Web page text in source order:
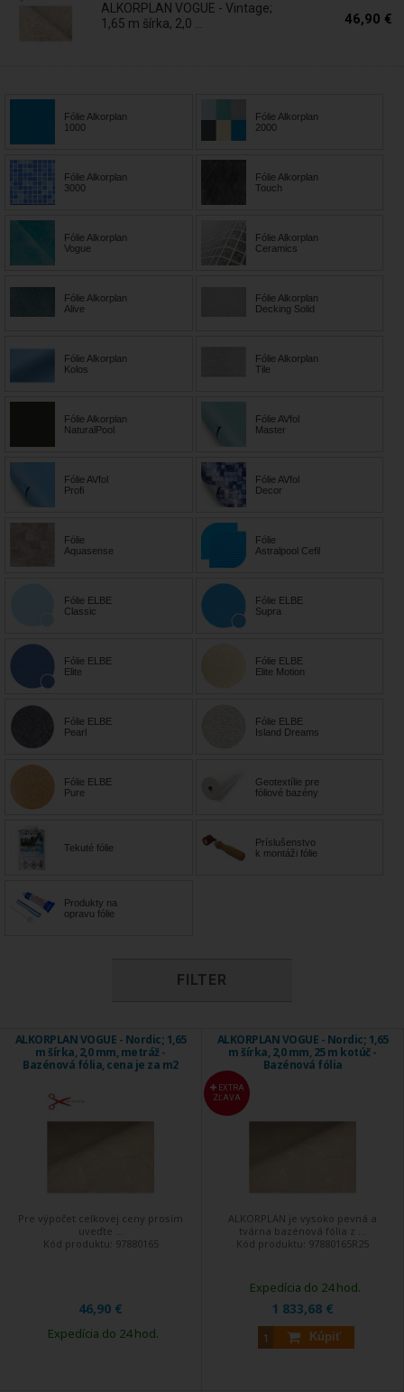
ALKORPLAN VOGUE - Vintage;
1,65 m šírka, 2,0 ...
46,90 €
Fólie Alkorplan
1000
Fólie Alkorplan
2000
Fólie Alkorplan
3000
Fólie Alkorplan
Touch
Fólie Alkorplan
Vogue
Fólie Alkorplan
Ceramics
Fólie Alkorplan
Alive
Fólie Alkorplan
Decking Solid
Fólie Alkorplan
Kolos
Fólie Alkorplan
Tile
Fólie Alkorplan
NaturalPool
Fólie AVfol
Master
Fólie AVfol
Profi
Fólie AVfol
Decor
Fólie
Aquasense
Fólie
Astralpool Cefil
Fólie ELBE
Classic
Fólie ELBE
Supra
Fólie ELBE
Elite
Fólie ELBE
Elite Motion
Fólie ELBE
Pearl
Fólie ELBE
Island Dreams
Fólie ELBE
Pure
Geotextílie pre
fóliové bazény
Tekuté fólie
Príslušenstvo
k montáži fólie
Produkty na
opravu fólie
FILTER
ALKORPLAN VOGUE - Nordic; 1,65
m šírka, 2,0 mm, metráž -
Bazénová fólia, cena je za m2
Pre výpočet celkovej ceny prosím
uveďte ...
Kód produktu: 97880165
46,90 €
Expedícia do 24 hod.
ALKORPLAN VOGUE - Nordic; 1,65
m šírka, 2,0 mm, 25 m kotúč -
Bazénová fólia
EXTRA
ZĽAVA
ALKORPLAN je vysoko pevná a
tvárna bazénová fólia z ...
Kód produktu: 97880165R25
1 833,68 €
Kúpiť
Expedícia do 24 hod.